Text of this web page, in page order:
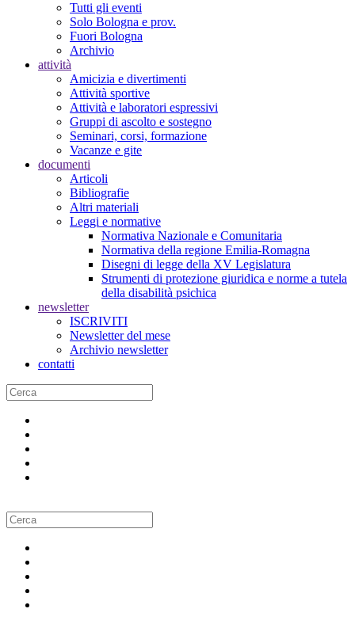
Tutti gli eventi
Solo Bologna e prov.
Fuori Bologna
Archivio
attività
Amicizia e divertimenti
Attività sportive
Attività e laboratori espressivi
Gruppi di ascolto e sostegno
Seminari, corsi, formazione
Vacanze e gite
documenti
Articoli
Bibliografie
Altri materiali
Leggi e normative
Normativa Nazionale e Comunitaria
Normativa della regione Emilia-Romagna
Disegni di legge della XV Legislatura
Strumenti di protezione giuridica e norme a tutela
della disabilità psichica
newsletter
ISCRIVITI
Newsletter del mese
Archivio newsletter
contatti